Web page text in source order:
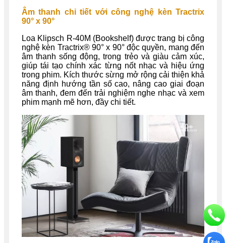
Âm thanh chi tiết với công nghệ kèn Tractrix
90° x 90°
Loa Klipsch R-40M (Bookshelf) được trang bị công
nghệ kèn Tractrix® 90° x 90° độc quyền, mang đến
âm thanh sống động, trong trẻo và giàu cảm xúc,
giúp tái tạo chính xác từng nốt nhạc và hiệu ứng
trong phim. Kích thước sừng mở rộng cải thiện khả
năng định hướng tần số cao, nâng cao giai đoạn
âm thanh, đem đến trải nghiệm nghe nhạc và xem
phim mạnh mẽ hơn, đầy chi tiết.